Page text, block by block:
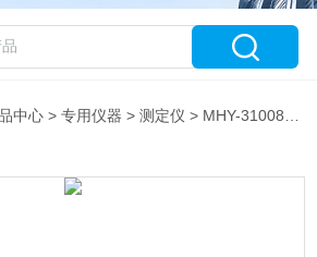
中心 >专用仪器 >测定仪 > MHY-31008石油产品和添加剂机械杂质测定仪